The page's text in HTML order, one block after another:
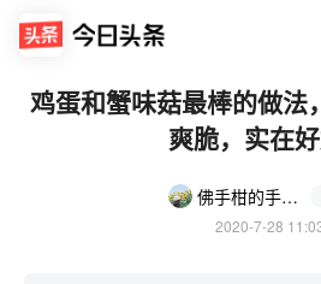
鸡蛋和蟹味菇最棒的做法
爽脆，实在
佛手柑的手工记录
2020-7-28